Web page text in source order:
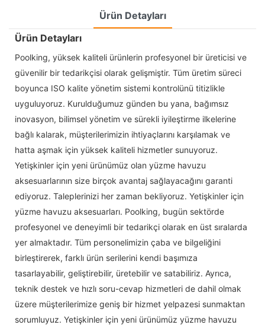
Ürün Detayları
Ürün Detayları
Poolking, yüksek kaliteli ürünlerin profesyonel bir üreticisi ve
güvenilir bir tedarikçisi olarak gelişmiştir. Tüm üretim süreci
boyunca ISO kalite yönetim sistemi kontrolünü titizlikle
uyguluyoruz. Kurulduğumuz günden bu yana, bağımsız
inovasyon, bilimsel yönetim ve sürekli iyileştirme ilkelerine
bağlı kalarak, müşterilerimizin ihtiyaçlarını karşılamak ve
hatta aşmak için yüksek kaliteli hizmetler sunuyoruz.
Yetişkinler için yeni ürünümüz olan yüzme havuzu
aksesuarlarının size birçok avantaj sağlayacağını garanti
ediyoruz. Taleplerinizi her zaman bekliyoruz. Yetişkinler için
yüzme havuzu aksesuarları. Poolking, bugün sektörde
profesyonel ve deneyimli bir tedarikçi olarak en üst sıralarda
yer almaktadır. Tüm personelimizin çaba ve bilgeliğini
birleştirerek, farklı ürün serilerini kendi başımıza
tasarlayabilir, geliştirebilir, üretebilir ve satabiliriz. Ayrıca,
teknik destek ve hızlı soru-cevap hizmetleri de dahil olmak
üzere müşterilerimize geniş bir hizmet yelpazesi sunmaktan
sorumluyuz. Yetişkinler için yeni ürünümüz yüzme havuzu